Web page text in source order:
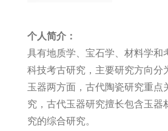
个人简介：
具有地质学、宝石学、材料学和
科技考古研究，主要研究方向分
玉器两方面，古代陶瓷研究重点
究，古代玉器研究擅长包含玉器
究的综合研究。